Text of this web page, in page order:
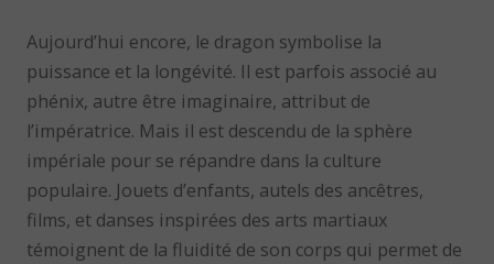
Aujourd’hui encore, le dragon symbolise la
puissance et la longévité. Il est parfois associé au
phénix, autre être imaginaire, attribut de
l’impératrice. Mais il est descendu de la sphère
impériale pour se répandre dans la culture
populaire. Jouets d’enfants, autels des ancêtres,
films, et danses inspirées des arts martiaux
témoignent de la fluidité de son corps qui permet de